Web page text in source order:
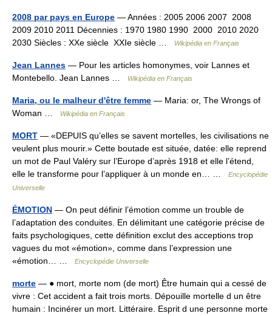
2008 par pays en Europe — Années : 2005 2006 2007 2008
2009 2010 2011 Décennies : 1970 1980 1990 2000 2010 2020
2030 Siècles : XXe siècle XXIe siècle …
Wikipédia en Français
Jean Lannes — Pour les articles homonymes, voir Lannes et
Montebello. Jean Lannes …
Wikipédia en Français
Maria, ou le malheur d'être femme — Maria: or, The Wrongs of
Woman …
Wikipédia en Français
MORT — «DEPUIS qu’elles se savent mortelles, les civilisations ne
veulent plus mourir.» Cette boutade est située, datée: elle reprend
un mot de Paul Valéry sur l’Europe d’après 1918 et elle l’étend,
elle le transforme pour l’appliquer à un monde en… …
Encyclopédie
Universelle
ÉMOTION — On peut définir l’émotion comme un trouble de
l’adaptation des conduites. En délimitant une catégorie précise de
faits psychologiques, cette définition exclut des acceptions trop
vagues du mot «émotion», comme dans l’expression une
«émotion… …
Encyclopédie Universelle
morte — ● mort, morte nom (de mort) Être humain qui a cessé de
vivre : Cet accident a fait trois morts. Dépouille mortelle d un être
humain : Incinérer un mort. Littéraire. Esprit d une personne morte